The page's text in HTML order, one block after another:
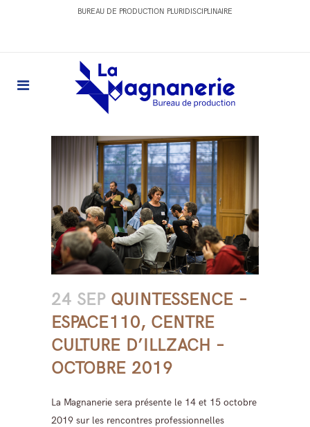
BUREAU DE PRODUCTION PLURIDISCIPLINAIRE
24 SEP QUINTESSENCE –
ESPACE110, CENTRE
CULTURE D’ILLZACH –
OCTOBRE 2019
La Magnanerie sera présente le 14 et 15 octobre
2019 sur les rencontres professionnelles